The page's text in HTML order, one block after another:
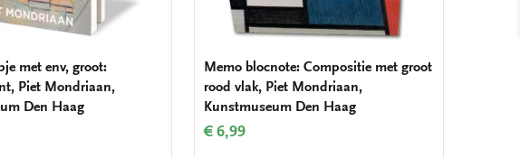
met env, groot:
Piet Mondriaan,
Den Haag
Memo blocnote: Compositie met groot
rood vlak, Piet Mondriaan,
Kunstmuseum Den Haag
€ 6,99